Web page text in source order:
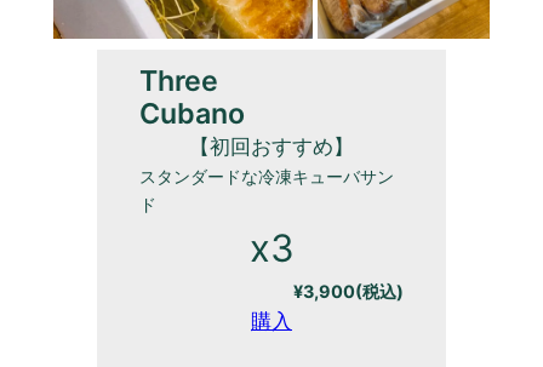
Three
Cubano
【初回おすすめ】
スタンダードな冷凍キューバサン
ド
x3
¥3,900(税込)
購入